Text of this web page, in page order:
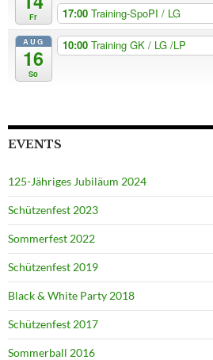
Fr 17:00 Training-SpoPI / LG
AUG
16
So
10:00 Training GK / LG /LP
EVENTS
125-Jähriges Jubiläum 2024
Schützenfest 2023
Sommerfest 2022
Schützenfest 2019
Black & White Party 2018
Schützenfest 2017
Sommerball 2016